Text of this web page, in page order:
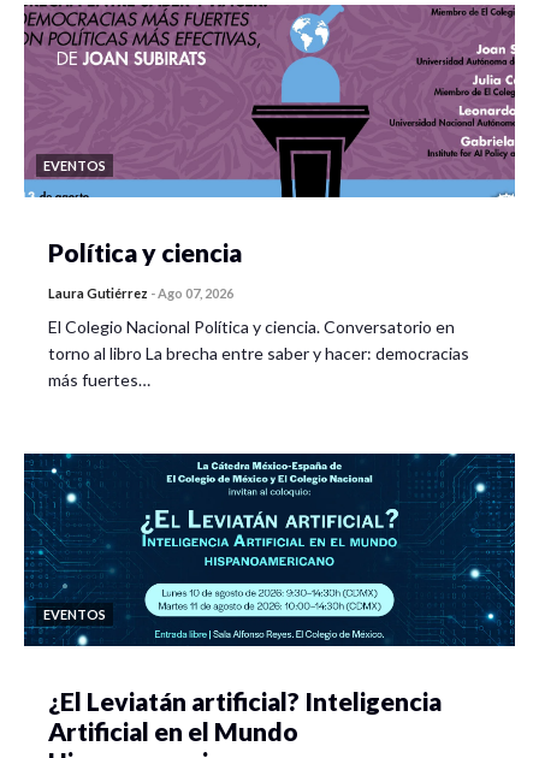
EVENTOS
Política y ciencia
Laura Gutiérrez -Ago 07, 2026
El Colegio Nacional Política y ciencia. Conversatorio en
torno al libro La brecha entre saber y hacer: democracias
más fuertes…
EVENTOS
¿El Leviatán artificial? Inteligencia
Artificial en el Mundo